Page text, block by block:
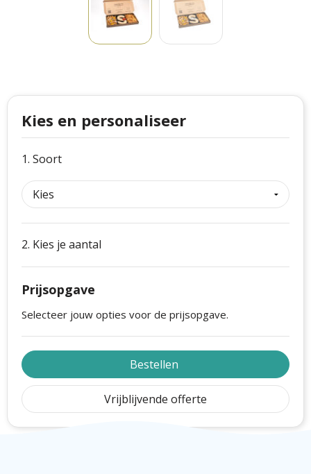
Cutter & Buck
Thule
Case Logic
Mepal
Parker
Stanley
Ludieke hoofdbanden
Kersttassen
kerstkaarsen
Kies en personaliseer
1. Soort
2. Kies je aantal
Prijsopgave
Selecteer jouw opties voor de prijsopgave.
Bestellen
Vrijblijvende offerte